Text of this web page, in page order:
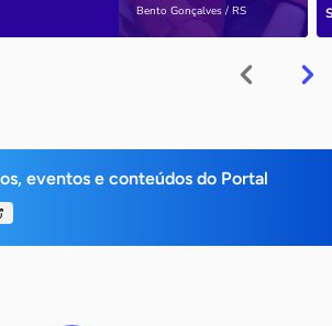
Bento Gonçalves / RS
eventos e conteúdos do Portal